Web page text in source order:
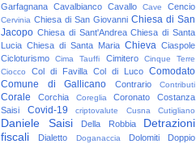
Garfagnana Cavalbianco Cavallo Cave Cencio
Cervinia Chiesa di San Giovanni Chiesa di San
Jacopo Chiesa di Sant'Andrea Chiesa di Santa
Lucia Chiesa di Santa Maria Chieva Ciaspole
Cicloturismo
Cima Tauffi Cimitero
Cinque Terre
Ciocco
Col di Favilla Col di Luco Comodato
Comune di Gallicano
Contrario Contributi
Corale Corchia Coreglia Coronato
Costanza
Saisi
Covid-19 criptovalute Cusna Cutigliano
Daniele Saisi Della Robbia
Detrazioni
fiscali
Dialetto Doganaccia Dolomiti
Doppio